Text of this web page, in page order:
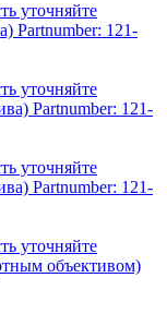
уточняйте
Partnumber: 121-
уточняйте
Partnumber: 121-
уточняйте
Partnumber: 121-
уточняйте
объективом)